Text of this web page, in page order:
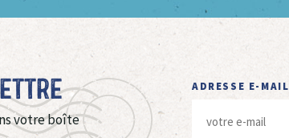
votre boîte
ADRESSE E-MAIL